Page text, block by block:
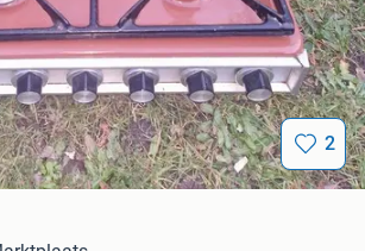
2